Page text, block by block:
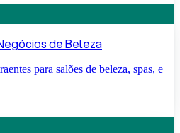
de Beleza
para salões de beleza, spas, e